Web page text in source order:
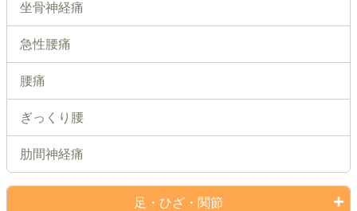
坐骨神経痛
急性腰痛
腰痛
ぎっくり腰
肋間神経痛
足・ひざ・関節